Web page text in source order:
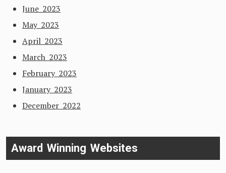
June 2023
May 2023
April 2023
March 2023
February 2023
January 2023
December 2022
Award Winning Websites